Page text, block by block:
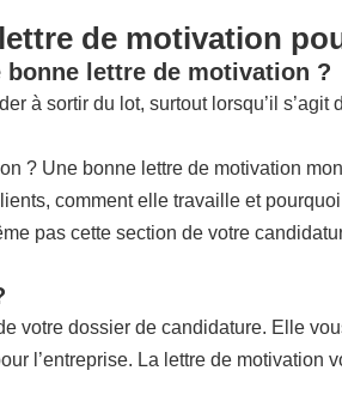
de motivation
lettre de motivation ?
à sortir du lot, surtout lorsqu’il
? Une bonne lettre de motivation
comment elle travaille et
pas cette section de votre
votre dossier de candidature. Elle
l’entreprise. La lettre de